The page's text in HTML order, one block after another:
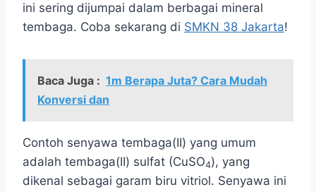
ini sering dijumpai dalam berbagai mineral
tembaga. Coba sekarang di SMKN 38 Jakarta!
Baca Juga : 1m Berapa Juta? Cara Mudah
Konversi dan
Contoh senyawa tembaga(II) yang umum
adalah tembaga(II) sulfat (CuSO4), yang
dikenal sebagai garam biru vitriol. Senyawa ini